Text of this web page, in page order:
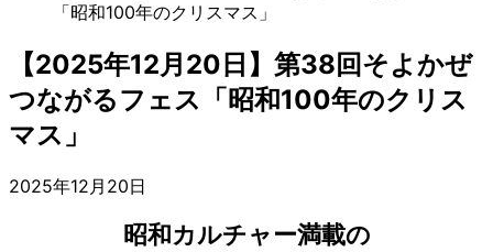
「昭和100年のクリスマス」
【2025年12月20日】第38回そよかぜ
つながるフェス「昭和100年のクリス
マス」
2025年12月20日
昭和カルチャー満載の